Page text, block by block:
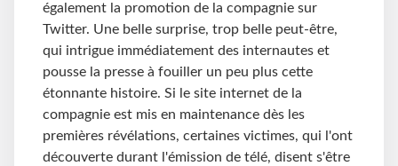
également la promotion de la compagnie sur
Twitter. Une belle surprise, trop belle peut-être,
qui intrigue immédiatement des internautes et
pousse la presse à fouiller un peu plus cette
étonnante histoire. Si le site internet de la
compagnie est mis en maintenance dès les
premières révélations, certaines victimes, qui l'ont
découverte durant l'émission de télé, disent s'être